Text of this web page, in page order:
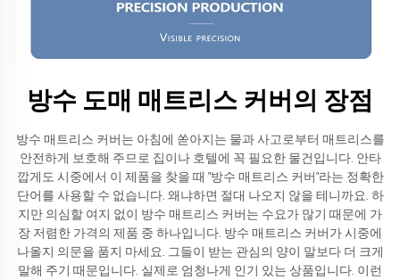
방수 도매 매트리스 커버의 장점
방수 매트리스 커버는 아침에 쏟아지는 물과 사고로부터 매트리스를
안전하게 보호해 주므로 집이나 호텔에 꼭 필요한 물건입니다. 안타
깝게도 시중에서 이 제품을 찾을 때 "방수 매트리스 커버"라는 정확한
단어를 사용할 수 없습니다. 왜냐하면 절대 나오지 않을 테니까요. 하
지만 의심할 여지 없이 방수 매트리스 커버는 수요가 많기 때문에 가
장 저렴한 가격의 제품 중 하나입니다. 방수 매트리스 커버가 시중에
나올지 의문을 품지 마세요. 그들이 받는 관심의 양이 말보다 더 크게
말해 주기 때문입니다. 실제로 엄청나게 인기 있는 상품입니다. 이런